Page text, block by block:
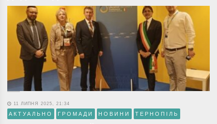
11 ЛИПНЯ 2025, 21:34
АКТУАЛЬНО ГРОМАДИ НОВИНИ ТЕРНОПІЛЬ